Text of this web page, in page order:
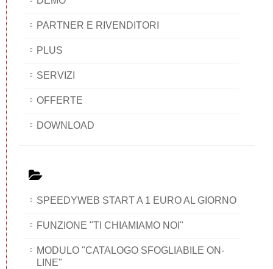
PARTNER E RIVENDITORI
PLUS
SERVIZI
OFFERTE
DOWNLOAD
SPEEDYWEB START A 1 EURO AL GIORNO
FUNZIONE "TI CHIAMIAMO NOI"
MODULO "CATALOGO SFOGLIABILE ON-
LINE"